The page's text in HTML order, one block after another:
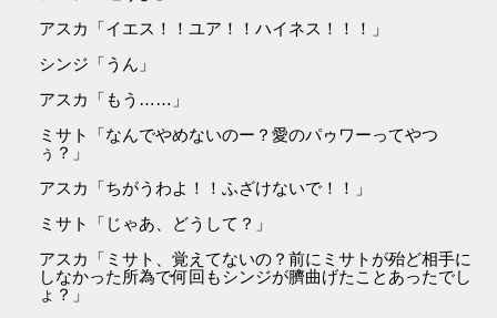
アスカ「イエス！！ユア！！ハイネス！！！」
シンジ「うん」
アスカ「もう……」
ミサト「なんでやめないのー？愛のパゥワーってやつ
ぅ？」
アスカ「ちがうわよ！！ふざけないで！！」
ミサト「じゃあ、どうして？」
アスカ「ミサト、覚えてないの？前にミサトが殆ど相手に
しなかった所為で何回もシンジが臍曲げたことあったでし
ょ？」